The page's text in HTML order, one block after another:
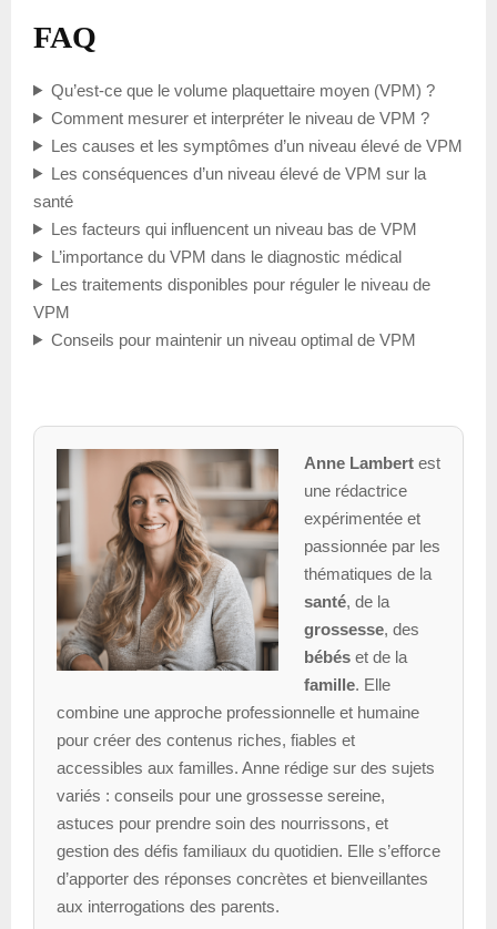
FAQ
Qu’est-ce que le volume plaquettaire moyen (VPM) ?
Comment mesurer et interpréter le niveau de VPM ?
Les causes et les symptômes d’un niveau élevé de VPM
Les conséquences d’un niveau élevé de VPM sur la
santé
Les facteurs qui influencent un niveau bas de VPM
L’importance du VPM dans le diagnostic médical
Les traitements disponibles pour réguler le niveau de
VPM
Conseils pour maintenir un niveau optimal de VPM
Anne Lambertest
une rédactrice
expérimentée et
passionnée par les
thématiques de la
santé, de la
grossesse, des
bébéset de la
famille. Elle
combine une approche professionnelle et humaine
pour créer des contenus riches, fiables et
accessibles aux familles. Anne rédige sur des sujets
variés : conseils pour une grossesse sereine,
astuces pour prendre soin des nourrissons, et
gestion des défis familiaux du quotidien. Elle s’efforce
d’apporter des réponses concrètes et bienveillantes
aux interrogations des parents.